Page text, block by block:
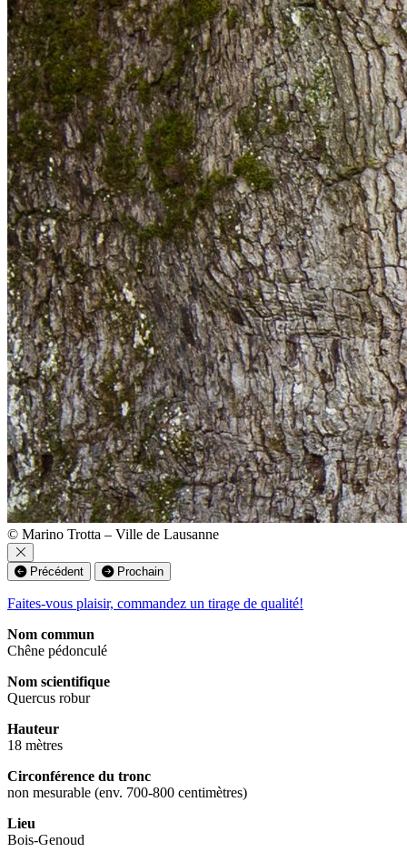
© Marino Trotta – Ville de Lausanne
Précédent Prochain
Faites-vous plaisir, commandez un tirage de qualité!
Nom commun
Chêne pédonculé
Nom scientifique
Quercus robur
Hauteur
18 mètres
Circonférence du tronc
non mesurable (env. 700-800 centimètres)
Lieu
Bois-Genoud